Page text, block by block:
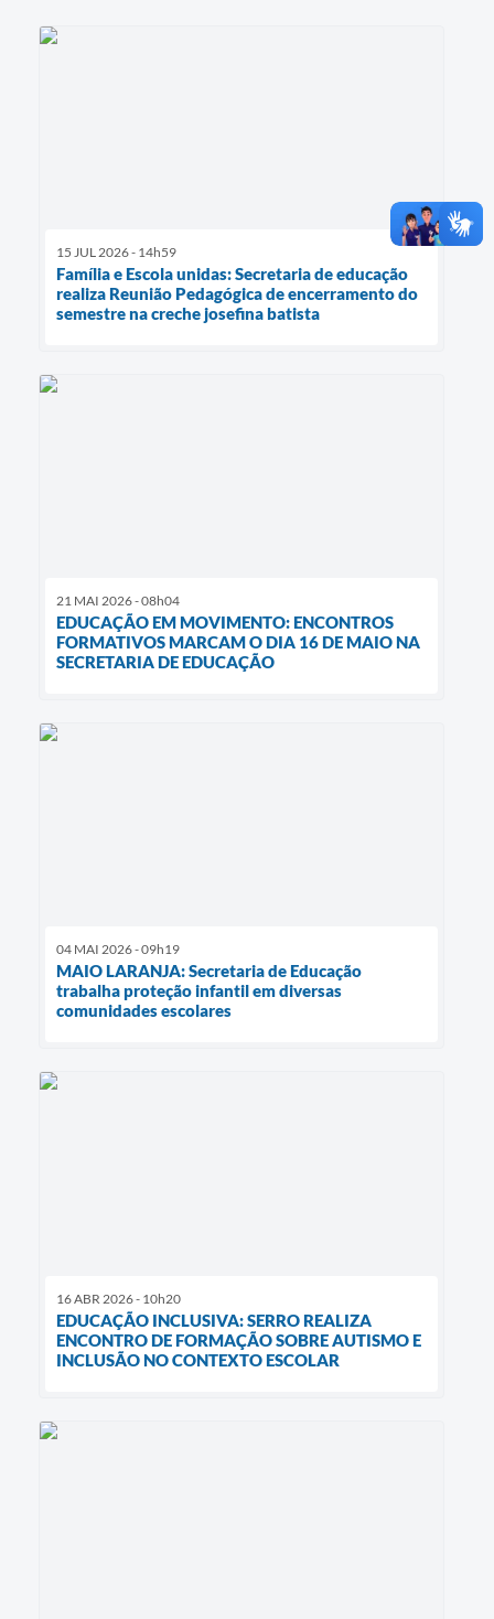
15 JUL 2026 - 14h59
Família e Escola unidas: Secretaria de educação
realiza Reunião Pedagógica de encerramento do
semestre na creche josefina batista
21 MAI 2026 - 08h04
EDUCAÇÃO EM MOVIMENTO: ENCONTROS
FORMATIVOS MARCAM O DIA 16 DE MAIO NA
SECRETARIA DE EDUCAÇÃO
04 MAI 2026 - 09h19
MAIO LARANJA: Secretaria de Educação
trabalha proteção infantil em diversas
comunidades escolares
16 ABR 2026 - 10h20
EDUCAÇÃO INCLUSIVA: SERRO REALIZA
ENCONTRO DE FORMAÇÃO SOBRE AUTISMO E
INCLUSÃO NO CONTEXTO ESCOLAR